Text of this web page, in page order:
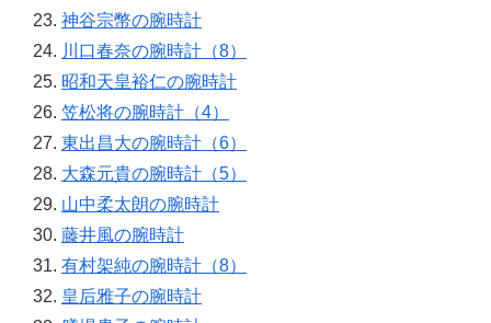
神谷宗幣の腕時計
川口春奈の腕時計（8）
昭和天皇裕仁の腕時計
笠松将の腕時計（4）
東出昌大の腕時計（6）
大森元貴の腕時計（5）
山中柔太朗の腕時計
藤井風の腕時計
有村架純の腕時計（8）
皇后雅子の腕時計